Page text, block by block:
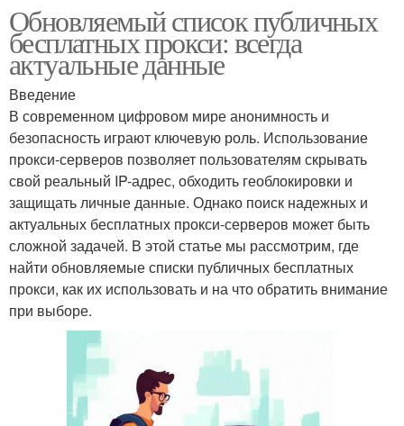
Обновляемый список публичных
бесплатных прокси: всегда
актуальные данные
Введение
В современном цифровом мире анонимность и
безопасность играют ключевую роль. Использование
прокси-серверов позволяет пользователям скрывать
свой реальный IP-адрес, обходить геоблокировки и
защищать личные данные. Однако поиск надежных и
актуальных бесплатных прокси-серверов может быть
сложной задачей. В этой статье мы рассмотрим, где
найти обновляемые списки публичных бесплатных
прокси, как их использовать и на что обратить внимание
при выборе.